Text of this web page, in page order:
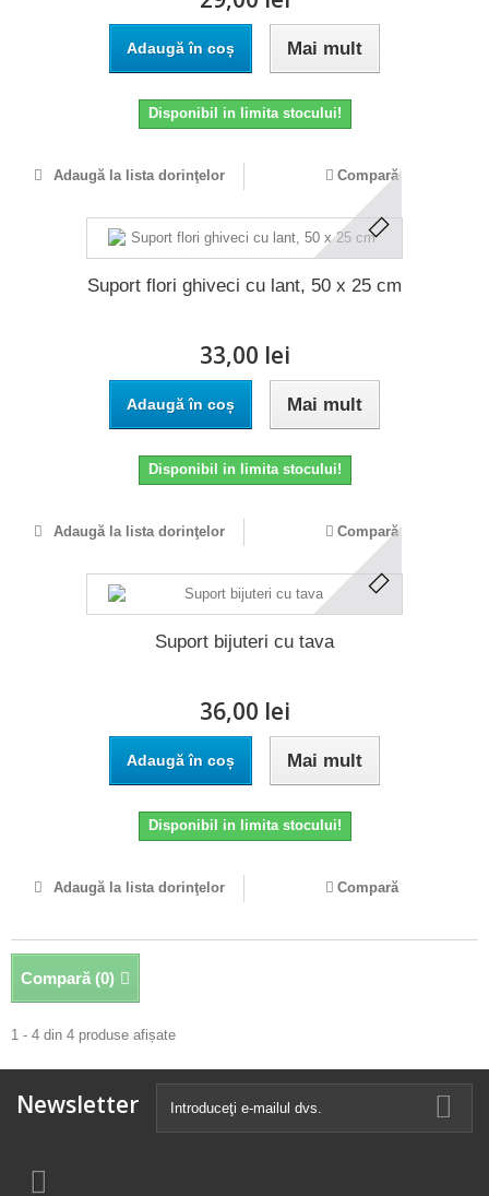
Adaugă în coș Mai mult
Disponibil in limita stocului!
Adaugă la lista dorinţelor Compară
Suport flori ghiveci cu lant, 50 x 25 cm
33,00 lei
Adaugă în coș Mai mult
Disponibil in limita stocului!
Adaugă la lista dorinţelor Compară
Suport bijuteri cu tava
36,00 lei
Adaugă în coș Mai mult
Disponibil in limita stocului!
Adaugă la lista dorinţelor Compară
Compară (0)
1 - 4 din 4 produse afișate
Newsletter